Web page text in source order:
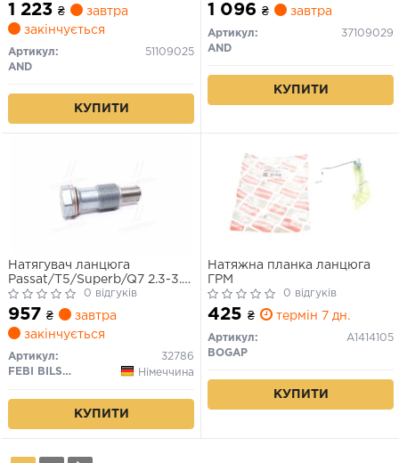
1 223 ₴
завтра
закінчується
Артикул:
51109025
AND
КУПИТИ
1 096 ₴ завтра
Артикул:
37109029
AND
КУПИТИ
Натягувач ланцюга
Passat/T5/Superb/Q7 2.3-3.6
98-
0 відгуків
957 ₴
завтра
закінчується
Артикул:
32786
FEBI BILSTEIN
Німеччина
КУПИТИ
Натяжна планка ланцюга
ГРМ
0 відгуків
425 ₴ термін 7 дн.
Артикул:
A1414105
BOGAP
КУПИТИ